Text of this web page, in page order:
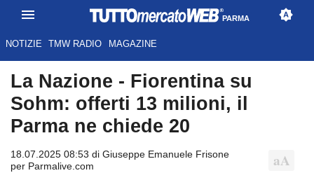
PARMA
NOTIZIE TMW RADIO MAGAZINE
La Nazione - Fiorentina su
Sohm: offerti 13 milioni, il
Parma ne chiede 20
18.07.2025 08:53 di Giuseppe Emanuele Frisone
per Parmalive.com